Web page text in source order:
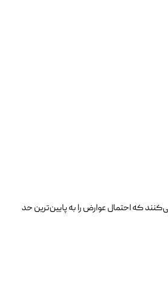
که احتمال عوارض را به پایین‌ترین حد